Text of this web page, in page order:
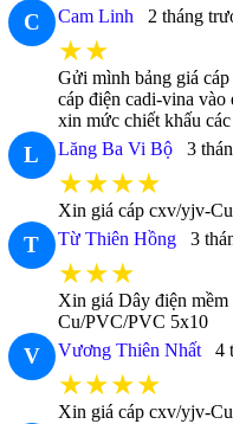
C Cam Linh 2 tháng
★★
Gửi mình bảng giá
cáp điện cadi-vina
xin mức chiết khấu
L Lăng Ba Vi Bộ 3
★★★★
Xin giá cáp cxv/yjv-
T Từ Thiên Hồng 3
★★★
Xin giá Dây điện
Cu/PVC/PVC 5x10
V Vương Thiên Nhất 4
★★★★
Xin giá cáp cxv/yjv-